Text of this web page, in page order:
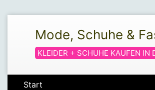
Mode, Schuhe &
KLEIDER + SCHUHE KAUFEN IN
Start